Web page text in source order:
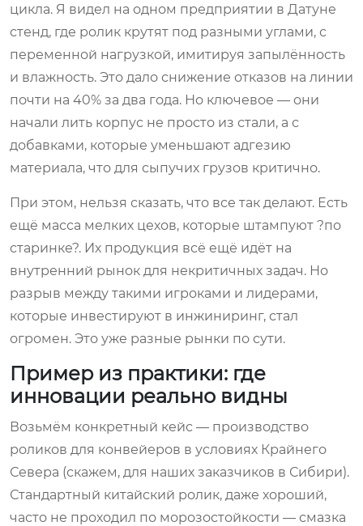
цикла. Я видел на одном предприятии в Датуне
стенд, где ролик крутят под разными углами, с
переменной нагрузкой, имитируя запылённость
и влажность. Это дало снижение отказов на линии
почти на 40% за два года. Но ключевое — они
начали лить корпус не просто из стали, а с
добавками, которые уменьшают адгезию
материала, что для сыпучих грузов критично.
При этом, нельзя сказать, что все так делают. Есть
ещё масса мелких цехов, которые штампуют ?по
старинке?. Их продукция всё ещё идёт на
внутренний рынок для некритичных задач. Но
разрыв между такими игроками и лидерами,
которые инвестируют в инжиниринг, стал
огромен. Это уже разные рынки по сути.
Пример из практики: где
инновации реально видны
Возьмём конкретный кейс — производство
роликов для конвейеров в условиях Крайнего
Севера (скажем, для наших заказчиков в Сибири).
Стандартный китайский ролик, даже хороший,
часто не проходил по морозостойкости — смазка